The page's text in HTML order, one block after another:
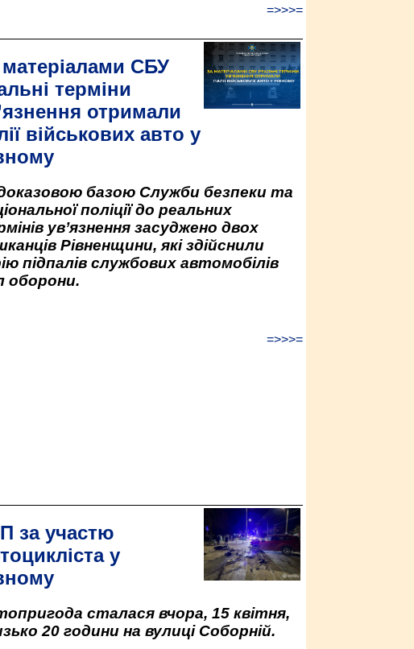
=>>>=
СБУ
терміни
отримали
військових авто у
базою Служби безпеки та
поліції до реальних
ув’язнення засуджено двох
Рівненщини, які здійснили
підпалів службових автомобілів
оборони.
=>>>=
за участю
у
сталася вчора, 15 квітня,
20 години на вулиці Соборній.